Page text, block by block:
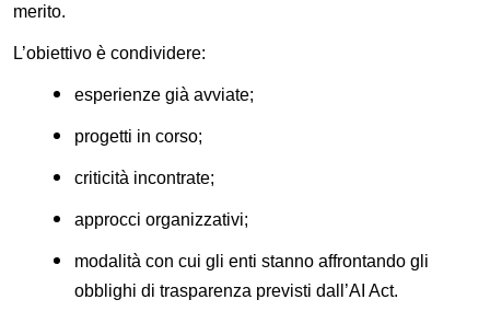
merito.
L’obiettivo è condividere:
esperienze già avviate;
progetti in corso;
criticità incontrate;
approcci organizzativi;
modalità con cui gli enti stanno affrontando gli
obblighi di trasparenza previsti dall’AI Act.